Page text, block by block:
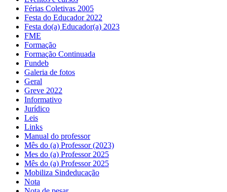
Férias Coletivas 2005
Festa do Educador 2022
Festa do(a) Educador(a) 2023
FME
Formação
Formação Continuada
Fundeb
Galeria de fotos
Geral
Greve 2022
Informativo
Jurídico
Leis
Links
Manual do professor
Mês do (a) Professor (2023)
Mes do (a) Professor 2025
Mês do (a) Professor 2025
Mobiliza Sindeducação
Nota